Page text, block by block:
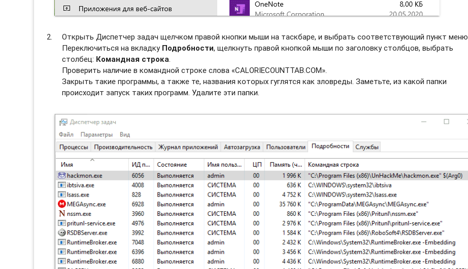
Открыть Диспетчер задач щелчком правой кнопки мыши на таскбаре, и выбрать соотвeтствующий пункт меню.
Переключиться на вкладку Подробности, щелкнуть правой кнопкой мыши по заголовку столбцов, выбрать
столбец: Командная строка
Проверить наличие в командной строке слова «CALORIECOUNTTAB.COM».
Закрыть такие программы, а также те, названия которых гуглятся как зловреды. Заметьте, из какой папки
происходит запуск таких программ. Удалите эти папки.